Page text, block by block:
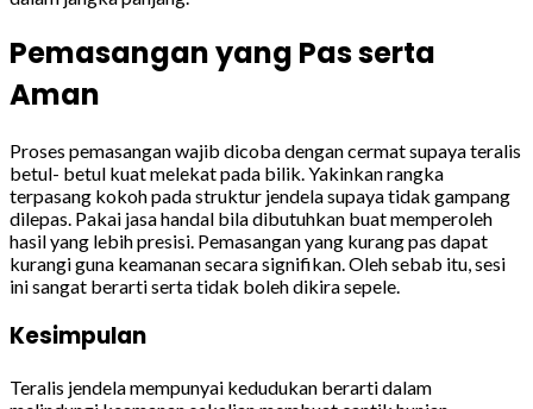
Pemasangan yang Pas serta
Aman
Proses pemasangan wajib dicoba dengan cermat supaya teralis
betul- betul kuat melekat pada bilik. Yakinkan rangka
terpasang kokoh pada struktur jendela supaya tidak gampang
dilepas. Pakai jasa handal bila dibutuhkan buat memperoleh
hasil yang lebih presisi. Pemasangan yang kurang pas dapat
kurangi guna keamanan secara signifikan. Oleh sebab itu, sesi
ini sangat berarti serta tidak boleh dikira sepele.
Kesimpulan
Teralis jendela mempunyai kedudukan berarti dalam